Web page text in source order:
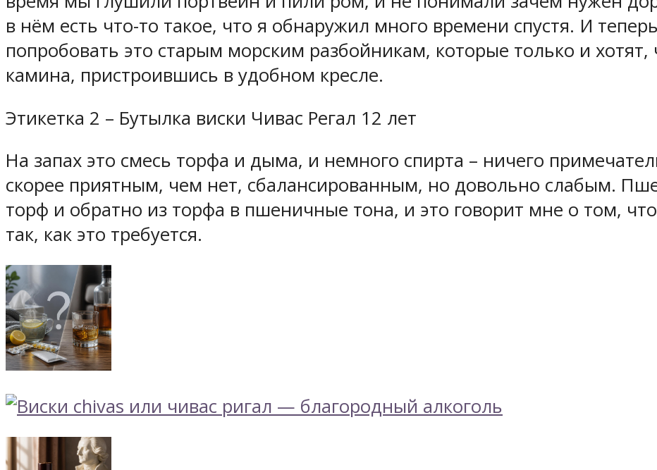
в нём есть что-то такое, что я обнаружил много времени спустя. И
попробовать это старым морским разбойникам, которые только и хотят,
камина, пристроившись в удобном кресле.
Этикетка 2 – Бутылка виски Чивас Регал 12 лет
На запах это смесь торфа и дыма, и немного спирта – ничего
скорее приятным, чем нет, сбалансированным, но довольно слабым.
торф и обратно из торфа в пшеничные тона, и это говорит мне о том,
так, как это требуется.